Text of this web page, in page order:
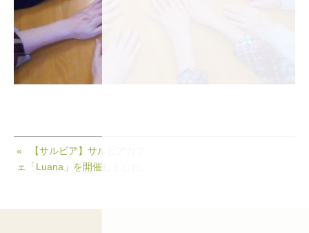
【サルビア】サルビアカフ
ェ「Luana」を開催しました。